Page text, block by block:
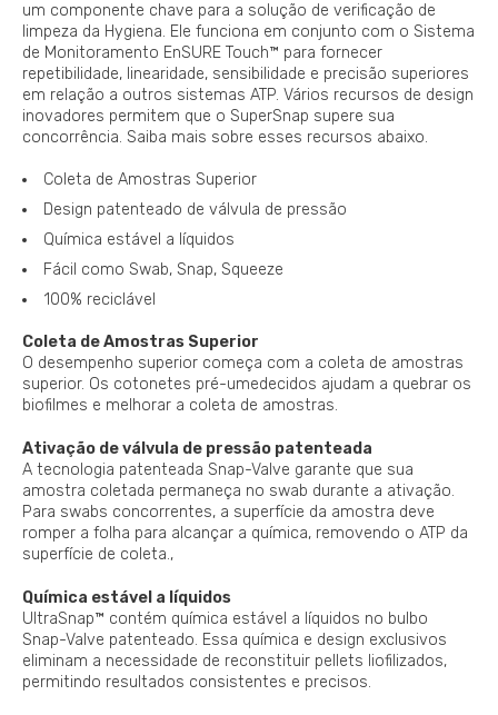
um componente chave para a solução de verificação de
limpeza da Hygiena. Ele funciona em conjunto com o Sistema
de Monitoramento EnSURE Touch™ para fornecer
repetibilidade, linearidade, sensibilidade e precisão superiores
em relação a outros sistemas ATP. Vários recursos de design
inovadores permitem que o SuperSnap supere sua
concorrência. Saiba mais sobre esses recursos abaixo.
Coleta de Amostras Superior
Design patenteado de válvula de pressão
Química estável a líquidos
Fácil como Swab, Snap, Squeeze
100% reciclável
Coleta de Amostras Superior
O desempenho superior começa com a coleta de amostras
superior. Os cotonetes pré-umedecidos ajudam a quebrar os
biofilmes e melhorar a coleta de amostras.
Ativação de válvula de pressão patenteada
A tecnologia patenteada Snap-Valve garante que sua
amostra coletada permaneça no swab durante a ativação.
Para swabs concorrentes, a superfície da amostra deve
romper a folha para alcançar a química, removendo o ATP da
superfície de coleta.,
Química estável a líquidos
UltraSnap™ contém química estável a líquidos no bulbo
Snap-Valve patenteado. Essa química e design exclusivos
eliminam a necessidade de reconstituir pellets liofilizados,
permitindo resultados consistentes e precisos.